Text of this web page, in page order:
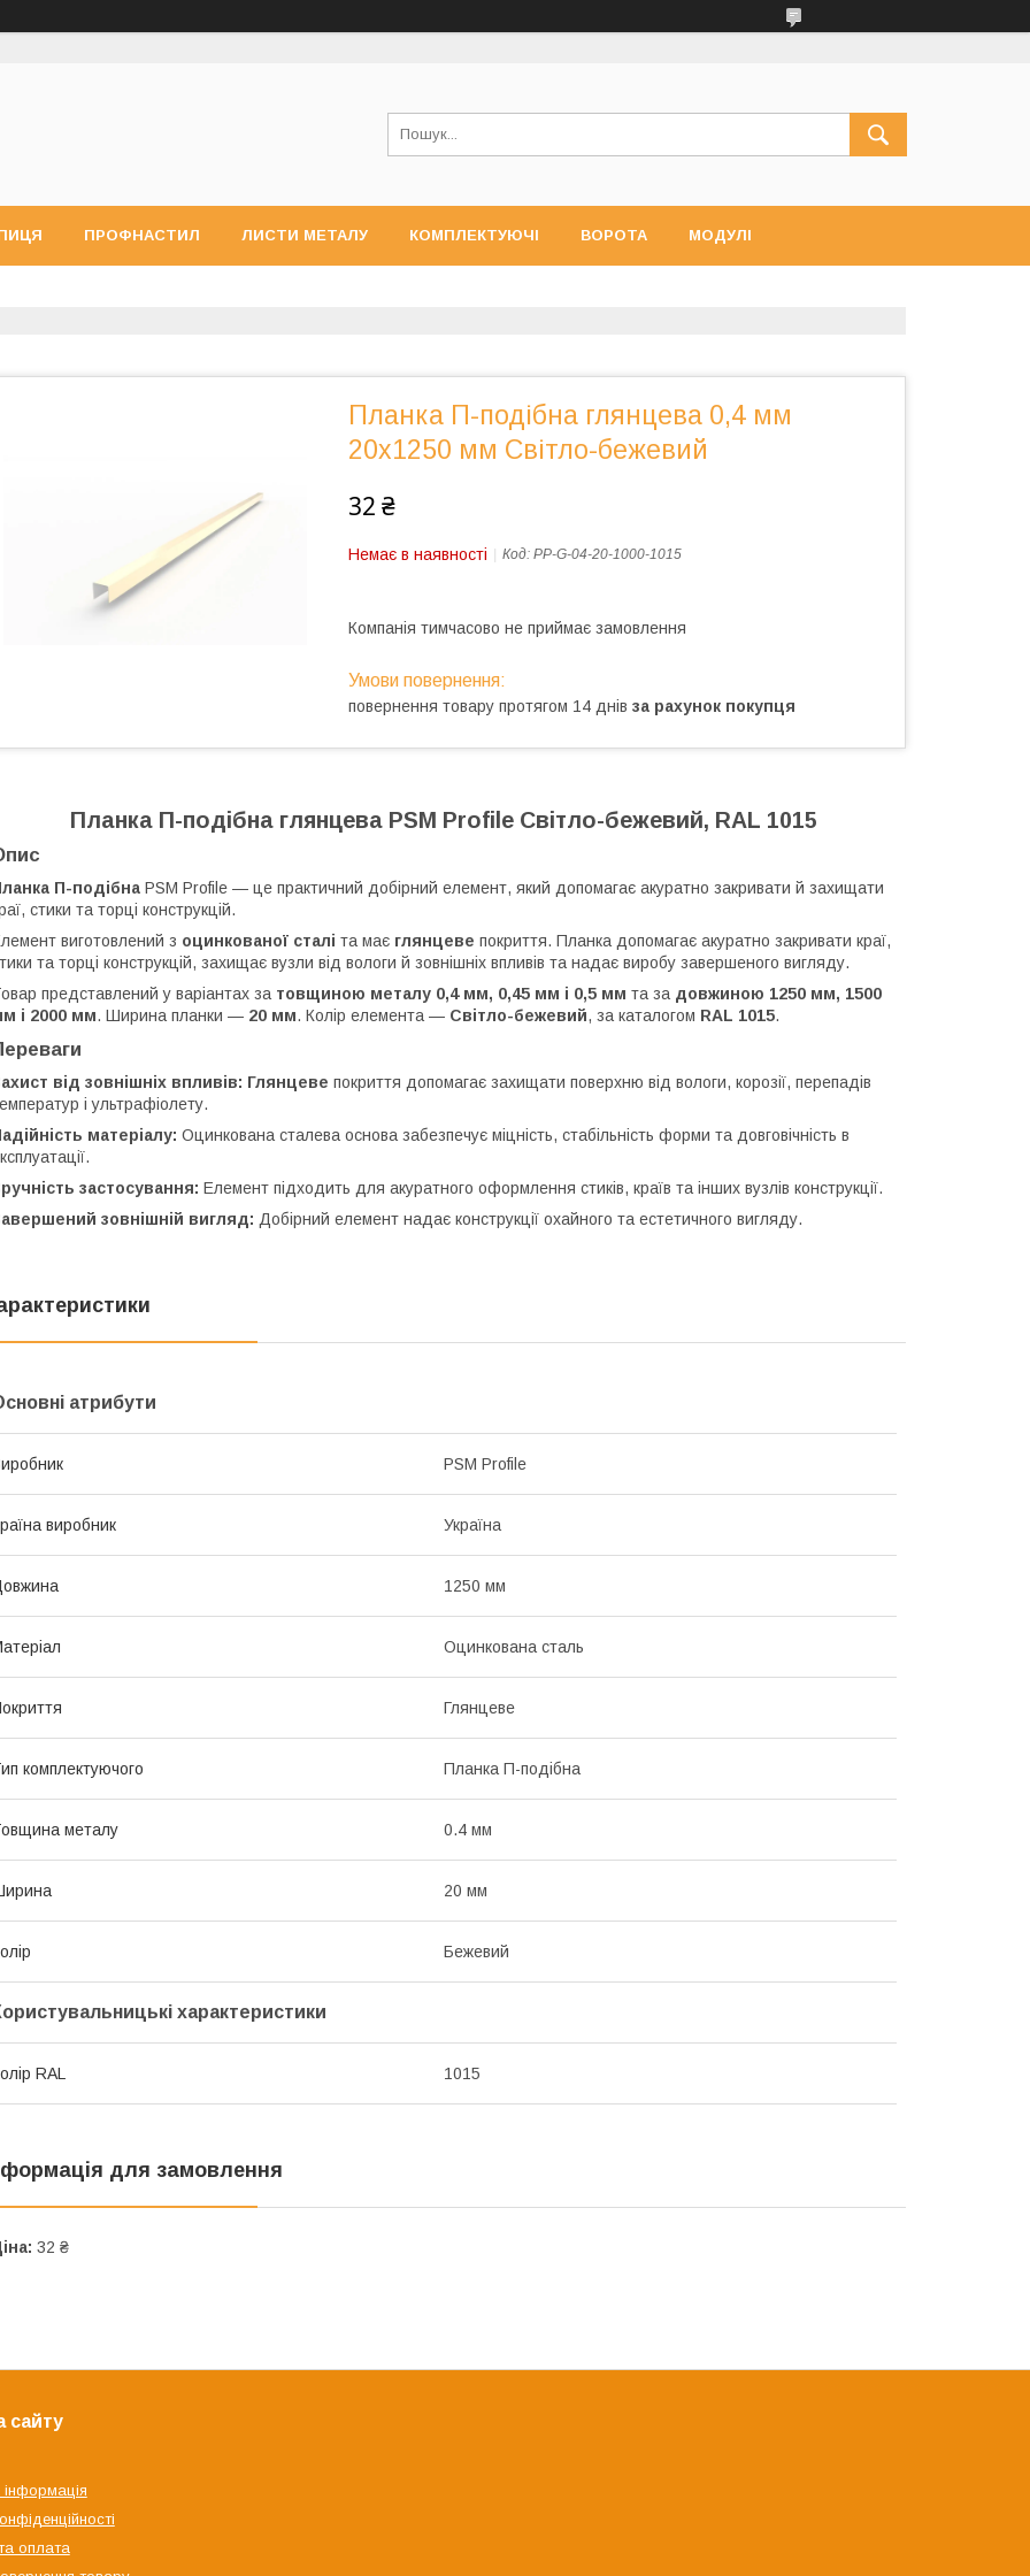
ПРОФНАСТИЛ ЛИСТИ МЕТАЛУ КОМПЛЕКТУЮЧІ ВОРОТА МОДУЛІ
Планка П-подібна глянцева 0,4 мм
20x1250 мм Світло-бежевий
32 ₴
Немає в наявності Код: PP-G-04-20-1000-1015
Компанія тимчасово не приймає замовлення
повернення товару протягом 14 днів за рахунок покупця
Планка П-подібна глянцева PSM Profile Світло-бежевий, RAL 1015
П-подібна PSM Profile — це практичний добірний елемент, який допомагає акуратно закривати й захищати
стики та торці конструкцій.
виготовлений з оцинкованої сталі та має глянцеве покриття. Планка допомагає акуратно закривати краї,
та торці конструкцій, захищає вузли від вологи й зовнішніх впливів та надає виробу завершеного вигляду.
представлений у варіантах за товщиною металу 0,4 мм, 0,45 мм і 0,5 мм та за довжиною 1250 мм, 1500
і 2000 мм. Ширина планки — 20 мм. Колір елемента — Світло-бежевий, за каталогом RAL 1015.
від зовнішніх впливів: Глянцеве покриття допомагає захищати поверхню від вологи, корозії, перепадів
і ультрафіолету.
матеріалу: Оцинкована сталева основа забезпечує міцність, стабільність форми та довговічність в
застосування: Елемент підходить для акуратного оформлення стиків, країв та інших вузлів конструкції.
зовнішній вигляд: Добірний елемент надає конструкції охайного та естетичного вигляду.
атрибути
PSM Profile
виробник Україна
1250 мм
Оцинкована сталь
Глянцеве
комплектуючого Планка П-подібна
металу 0.4 мм
20 мм
Бежевий
характеристики
RAL 1015
для замовлення
32 ₴
сайту
оплата